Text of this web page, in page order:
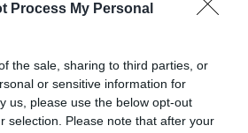
Process My Personal
the sale, sharing to third parties, or
or sensitive information for
us, please use the below opt-out
selection. Please note that after your
gratis como Simpatizante
Inicia sesión